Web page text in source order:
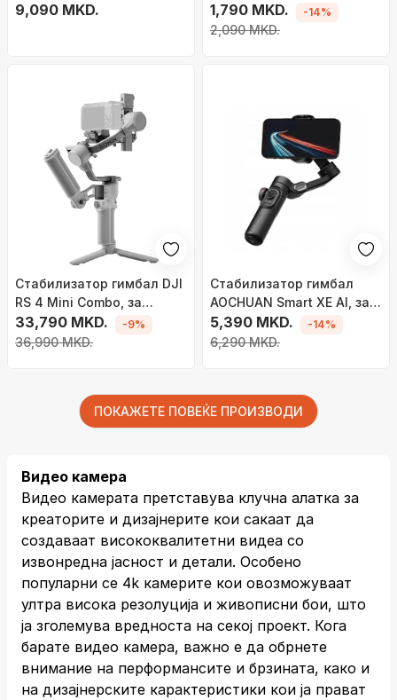
12V, 610A EN
9,090 MKD.
mAh
1,790 MKD.
2,090 MKD.
-14%
Стабилизатор гимбал DJI
RS 4 Mini Combo, за
безогледални камери,
компактен, сив
33,790 MKD.
36,990 MKD.
-9%
Стабилизатор гимбал
AOCHUAN Smart XE AI, за
смартфон, AI следење
без апликација, контрола
5,390 MKD.
6,290 MKD.
-14%
ПОКАЖЕТЕ ПОВЕЌЕ ПРОИЗВОДИ
Видео камера
Видео камерата претставува клучна алатка за
креаторите и дизајнерите кои сакаат да
создаваат висококвалитетни видеа со
извонредна јасност и детали. Особено
популарни се 4k камерите кои овозможуваат
ултра висока резолуција и живописни бои, што
ја зголемува вредноста на секој проект. Кога
барате видео камера, важно е да обрнете
внимание на перформансите и брзината, како и
на дизајнерските карактеристики кои ја прават